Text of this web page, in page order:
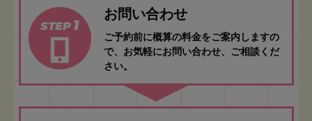
STEP 1
お問い合わせ
ご予約前に概算の料金をご案内しますの
で、お気軽にお問い合わせ、ご相談くだ
さい。